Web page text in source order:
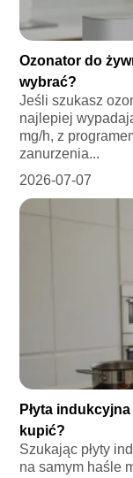
Ozonator do
wybrać?
Jeśli szukasz
najlepiej
mg/h, z
zanurzenia...
2026-07-07
Płyta
kupić?
Szukając płyty
na samym haśle